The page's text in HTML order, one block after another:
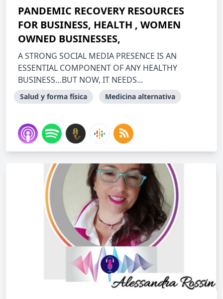
PANDEMIC RECOVERY RESOURCES
FOR BUSINESS, HEALTH , WOMEN
OWNED BUSINESSES,
A STRONG SOCIAL MEDIA PRESENCE IS AN
ESSENTIAL COMPONENT OF ANY HEALTHY
BUSINESS…BUT NOW, IT NEEDS...
Salud y forma física Medicina alternativa